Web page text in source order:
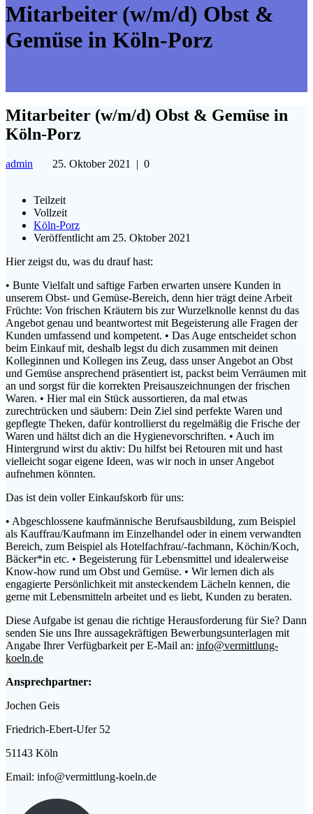
Mitarbeiter (w/m/d) Obst &
Gemüse in Köln-Porz
Mitarbeiter (w/m/d) Obst & Gemüse in
Köln-Porz
admin 25. Oktober 2021 | 0
Teilzeit
Vollzeit
Köln-Porz
Veröffentlicht am 25. Oktober 2021
Hier zeigst du, was du drauf hast:
• Bunte Vielfalt und saftige Farben erwarten unsere Kunden in
unserem Obst- und Gemüse-Bereich, denn hier trägt deine Arbeit
Früchte: Von frischen Kräutern bis zur Wurzelknolle kennst du das
Angebot genau und beantwortest mit Begeisterung alle Fragen der
Kunden umfassend und kompetent. • Das Auge entscheidet schon
beim Einkauf mit, deshalb legst du dich zusammen mit deinen
Kolleginnen und Kollegen ins Zeug, dass unser Angebot an Obst
und Gemüse ansprechend präsentiert ist, packst beim Verräumen mit
an und sorgst für die korrekten Preisauszeichnungen der frischen
Waren. • Hier mal ein Stück aussortieren, da mal etwas
zurechtrücken und säubern: Dein Ziel sind perfekte Waren und
gepflegte Theken, dafür kontrollierst du regelmäßig die Frische der
Waren und hältst dich an die Hygienevorschriften. • Auch im
Hintergrund wirst du aktiv: Du hilfst bei Retouren mit und hast
vielleicht sogar eigene Ideen, was wir noch in unser Angebot
aufnehmen könnten.
Das ist dein voller Einkaufskorb für uns:
• Abgeschlossene kaufmännische Berufsausbildung, zum Beispiel
als Kauffrau/Kaufmann im Einzelhandel oder in einem verwandten
Bereich, zum Beispiel als Hotelfachfrau/-fachmann, Köchin/Koch,
Bäcker*in etc. • Begeisterung für Lebensmittel und idealerweise
Know-how rund um Obst und Gemüse. • Wir lernen dich als
engagierte Persönlichkeit mit ansteckendem Lächeln kennen, die
gerne mit Lebensmitteln arbeitet und es liebt, Kunden zu beraten.
Diese Aufgabe ist genau die richtige Herausforderung für Sie? Dann
senden Sie uns Ihre aussagekräftigen Bewerbungsunterlagen mit
Angabe Ihrer Verfügbarkeit per E-Mail an: info@vermittlung-
koeln.de
Ansprechpartner:
Jochen Geis
Friedrich-Ebert-Ufer 52
51143 Köln
Email: info@vermittlung-koeln.de